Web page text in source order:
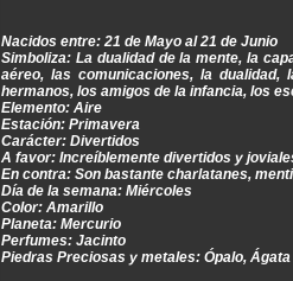
Nacidos entre: 21 de Mayo al 21 de Junio
Simboliza: La dualidad de la mente, la
aéreo, las comunicaciones, la
hermanos, los amigos de la infancia, los
Elemento: Aire
Estación: Primavera
Carácter: Divertidos
A favor: Increíblemente divertidos y
En contra: Son bastante charlatanes,
Día de la semana: Miércoles
Color: Amarillo
Planeta: Mercurio
Perfumes: Jacinto
Piedras Preciosas y metales: Ópalo, Ágata